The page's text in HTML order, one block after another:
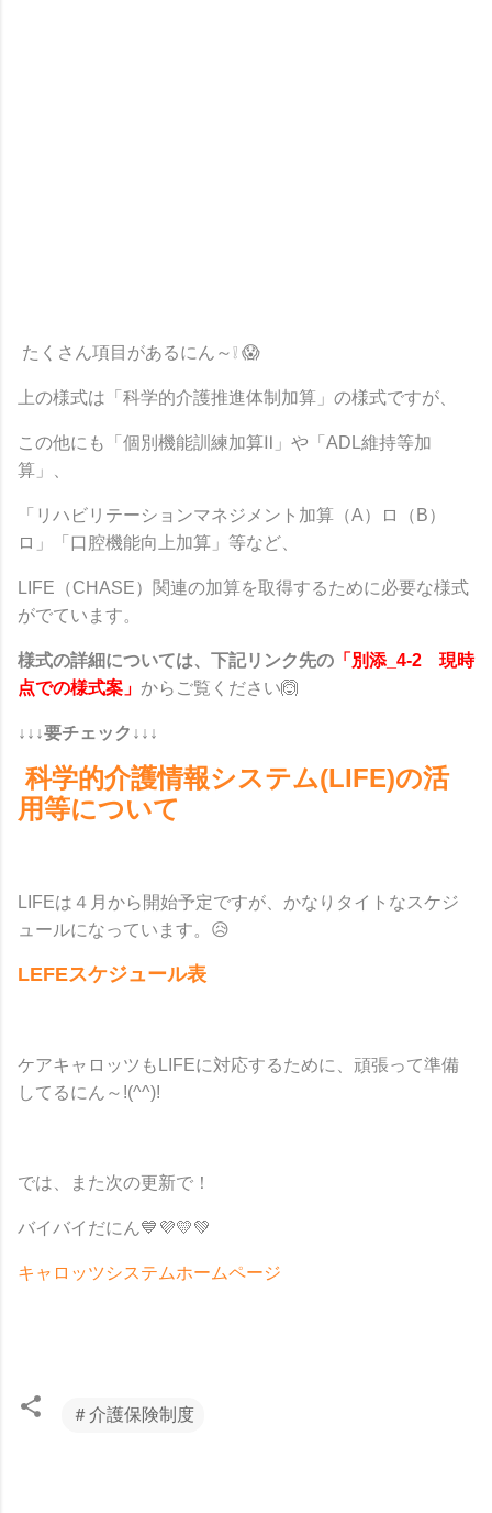
たくさん項目があるにん～❕ 😱
上の様式は「科学的介護推進体制加算」の様式ですが、
この他にも「個別機能訓練加算Ⅱ」や「ADL維持等加
算」、
「リハビリテーションマネジメント加算（A）ロ（B）
ロ」「口腔機能向上加算」等など、
LIFE（CHASE）関連の加算を取得するために必要な様式
がでています。
様式の詳細については、下記リンク先の 「別添_4-2 現時
点での様式案」 からご覧ください🙆
↓↓↓要チェック↓↓↓
科学的介護情報システム(LIFE)の活
用等について
LIFEは４月から開始予定ですが、かなりタイトなスケジ
ュールになっています。😥
LEFEスケジュール表
ケアキャロッツもLIFEに対応するために、頑張って準備
してるにん～!(^^)!
では、また次の更新で！
バイバイだにん💙💜💛💚
キャロッツシステムホームページ
＃介護保険制度